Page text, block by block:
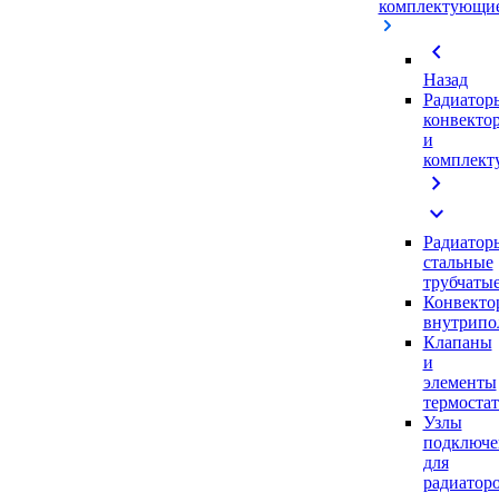
chevron_left
Назад
и
chevron_right
expand_more
стальные
Клапаны
и
элементы
Узлы
для